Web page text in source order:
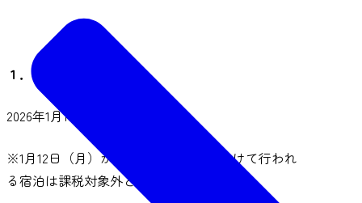
１．課税開始時期
2026年1月13日（火）
※1月12日（月）から1月13日（火）にかけて行われ
る宿泊は課税対象外となります。